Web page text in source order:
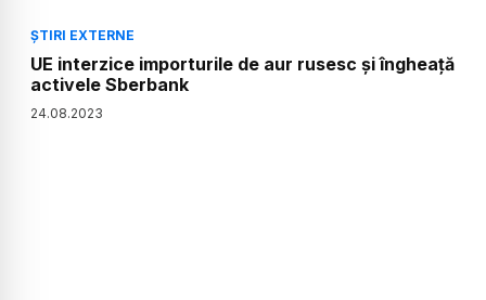
ȘTIRI EXTERNE
UE interzice importurile de aur rusesc și îngheață
activele Sberbank
24.08.2023